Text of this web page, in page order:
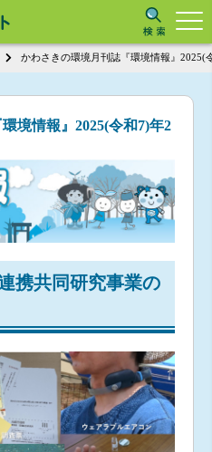
かわさきの環境月刊誌『環境情報』2025(
境情報』2025(令和7)年2
携共同研究事業の